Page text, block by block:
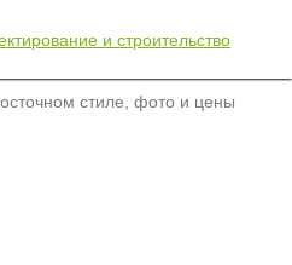
стиле, фото и цены